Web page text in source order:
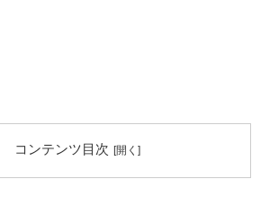
コンテンツ目次